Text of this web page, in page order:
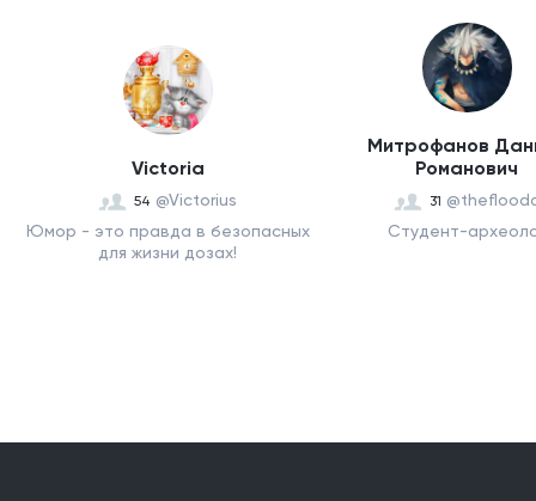
Victoriа
54 @Victorius
Юмор - это правда в безопасных
для жизни дозах!
Митрофанов
Романович
31
Студент-